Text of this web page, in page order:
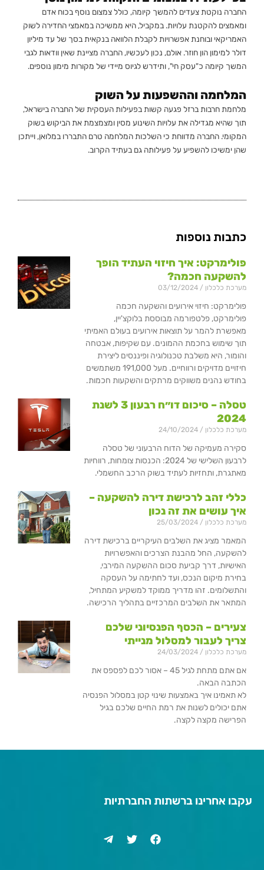
החברה נוקטת צעדים להמשך קיומה, כולל צמצום נוסף בכוח אדם
ומאמצים להקטנת עלויות. במקביל, היא ממשיכה במאמצי החדירה לשוק
האמריקאי ובוחנת אפשרויות לקבלת הלוואה בנקאית בסך של עד מיליון
דולר למימון הון חוזר. אולם, נכון לעכשיו, החברה מציינת שאין וודאות לגבי
המשך קיומה כ"עסק חי", ותידרש לגיוס מיידי של מקורות מימון נוספים.
המלחמה וההשפעות על השוק
מלחמת חרבות ברזל פגעה קשות בפעילות העסקית של החברה בישראל,
תוך שהיא מגדילה את עלויות השינוע מסין ומצמצמת את הביקוש בשוק
המקומי. החברה מדווחת כי השלכות המלחמה טרם התבררו במלואן, וייתכן
שהן ימשיכו להשפיע על פעילותה גם בעתיד הקרוב.
כתבות נוספות
פולימרקט: איך חיזוי העתיד הופך
להשקעה חכמה?
מערכת כלכלון
פולימרקט: חיזוי אירועים והשקעה חכמה
פולימרקט, פלטפורמה מבוססת בלוקצ'יין,
מאפשרת להמר על תוצאות אירועים בעולם האמיתי
תוך שימוש בחכמת ההמונים. עם שקיפות, אבטחה
והומור, היא משלבת טכנולוגיה ופיננסים ליצירת
חיזויים מדויקים ורווחיים. מעל 191,000 משתמשים
בחודש נהנים משווקים מרתקים והשקעות חכמות.
טסלה – סיכום דו״ח רבעון 3 לשנת
2024
מערכת כלכלון
סקירה מעמיקה של הדוח הרבעוני של טסלה
לרבעון השלישי של 2024: הכנסות צומחות, רווחיות
מאתגרת, ותחזיות לעתיד בשוק הרכב החשמלי.
כללי זהב לרכישת דירה להשקעה –
איך עושים את זה נכון
מערכת כלכלון
המאמר מציג את השלבים העיקריים ברכישת דירה
להשקעה, החל מהבנת הצרכים והאפשרויות
האישיות, דרך קביעת סכום ההשקעה המירבי,
בחירת מיקום הנכס, ועד לחתימה על העסקה
והתשלומים. זהו מדריך ממוקד למשקיע המתחיל,
המתאר את השלבים המרכזיים בתהליך הרכישה.
צעירים – הכסף הפנסיוני שלכם
צריך לעבור למסלול מנייתי
מערכת כלכלון
אם אתם מתחת לגיל 45 – אסור לכם לפספס את
הכתבה הבאה.
לא תאמינו איך באמצעות שינוי קטן במסלול הפנסיה
אתם יכולים לשנות את רמת החיים שלכם בגיל
הפרישה מקצה לקצה.
עקבו אחרינו ברשתות החברתיות